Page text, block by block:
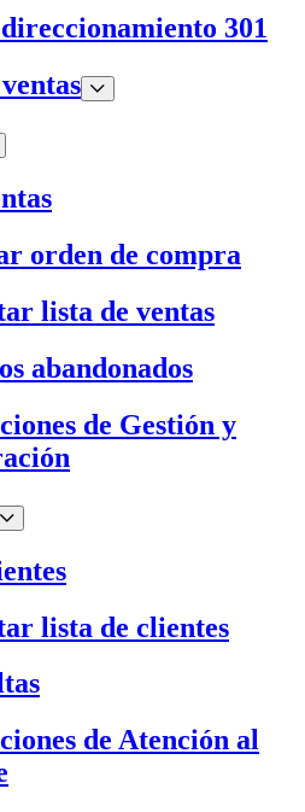
301
orden de compra
lista de ventas
abandonados
de Gestión y
lista de clientes
de Atención al